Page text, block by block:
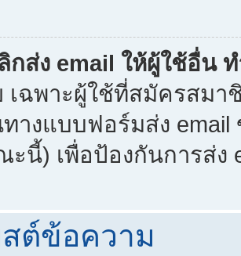
กส่ง email ให้ผู้ใช้อื่น
ฉพาะผู้ใช้ที่สมัครสมา
างแบบฟอร์มส่ง
นี้) เพื่อป้องกันการส่ง
ต์ข้อความ